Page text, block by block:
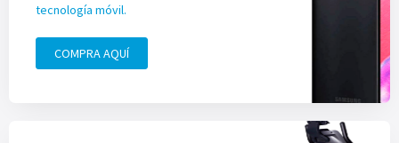
tecnología móvil.
COMPRA AQUÍ